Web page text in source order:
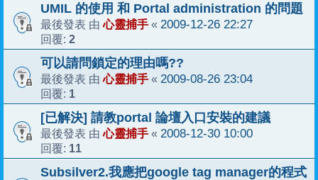
UMIL 的使用 和 Portal administration 的問題
最後發表 由心靈捕手 « 2009-12-26 22:27
回覆: 2
可以請問鎖定的理由嗎??
最後發表 由心靈捕手 « 2009-08-26 23:04
回覆: 1
[已解決] 請教portal 論壇入口安裝的建議
最後發表 由心靈捕手 « 2008-12-30 10:00
回覆: 11
Subsilver2.我應把google tag manager的程式